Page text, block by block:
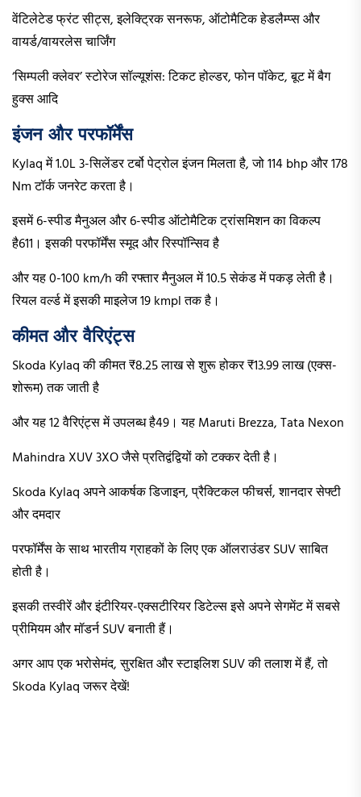
वेंटिलेटेड फ्रंट सीट्स, इलेक्ट्रिक सनरूफ, ऑटोमैटिक हेडलैम्प्स और
वायर्ड/वायरलेस चार्जिंग
‘सिम्पली क्लेवर’ स्टोरेज सॉल्यूशंस: टिकट होल्डर, फोन पॉकेट, बूट में बैग
हुक्स आदि
इंजन और परफॉर्मेंस
Kylaq में 1.0L 3-सिलेंडर टर्बो पेट्रोल इंजन मिलता है, जो 114 bhp और 178
Nm टॉर्क जनरेट करता है।
इसमें 6-स्पीड मैनुअल और 6-स्पीड ऑटोमैटिक ट्रांसमिशन का विकल्प
है611। इसकी परफॉर्मेंस स्मूद और रिस्पॉन्सिव है
और यह 0-100 km/h की रफ्तार मैनुअल में 10.5 सेकंड में पकड़ लेती है।
रियल वर्ल्ड में इसकी माइलेज 19 kmpl तक है।
कीमत और वैरिएंट्स
Skoda Kylaq की कीमत ₹8.25 लाख से शुरू होकर ₹13.99 लाख (एक्स-
शोरूम) तक जाती है
और यह 12 वैरिएंट्स में उपलब्ध है49। यह Maruti Brezza, Tata Nexon
Mahindra XUV 3XO जैसे प्रतिद्वंद्वियों को टक्कर देती है।
Skoda Kylaq अपने आकर्षक डिजाइन, प्रैक्टिकल फीचर्स, शानदार सेफ्टी
और दमदार
परफॉर्मेंस के साथ भारतीय ग्राहकों के लिए एक ऑलराउंडर SUV साबित
होती है।
इसकी तस्वीरें और इंटीरियर-एक्सटीरियर डिटेल्स इसे अपने सेगमेंट में सबसे
प्रीमियम और मॉडर्न SUV बनाती हैं।
अगर आप एक भरोसेमंद, सुरक्षित और स्टाइलिश SUV की तलाश में हैं, तो
Skoda Kylaq जरूर देखें!